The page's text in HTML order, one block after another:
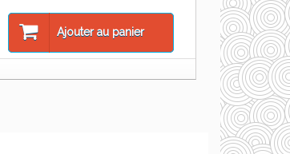
Ajouter au panier